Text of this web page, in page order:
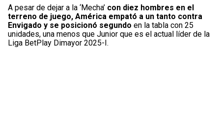
A pesar de dejar a la ‘Mecha’ con diez hombres en el
terreno de juego, América empató a un tanto contra
Envigado y se posicionó segundo en la tabla con 25
unidades, una menos que Junior que es el actual líder de la
Liga BetPlay Dimayor 2025-I.